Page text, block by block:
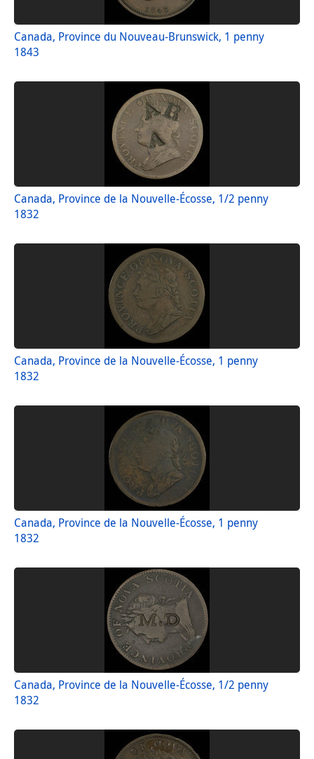
Canada, Province du Nouveau-Brunswick, 1 penny
1843
Canada, Province de la Nouvelle-Écosse, 1/2 penny
1832
Canada, Province de la Nouvelle-Écosse, 1 penny
1832
Canada, Province de la Nouvelle-Écosse, 1 penny
1832
Canada, Province de la Nouvelle-Écosse, 1/2 penny
1832